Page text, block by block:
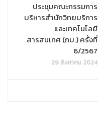
ประชุมคณะกรรมการ
บริหารสำนักวิทยบริการ
และเทคโนโลยี
สารสนเทศ (กบ.) ครั้งที่
6/2567
29 สิงหาคม 2024